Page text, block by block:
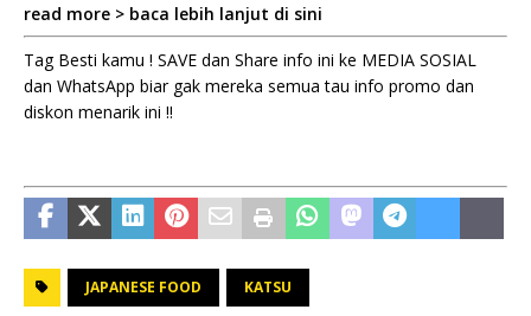
read more > baca lebih lanjut di sini
Tag Besti kamu ! SAVE dan Share info ini ke MEDIA SOSIAL
dan WhatsApp biar gak mereka semua tau info promo dan
diskon menarik ini !!
JAPANESE FOOD KATSU